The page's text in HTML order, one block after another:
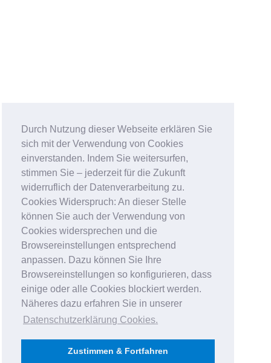
Durch Nutzung dieser Webseite erklären Sie
sich mit der Verwendung von Cookies
einverstanden. Indem Sie weitersurfen,
stimmen Sie – jederzeit für die Zukunft
widerruflich der Datenverarbeitung zu.
Cookies Widerspruch: An dieser Stelle
können Sie auch der Verwendung von
Cookies widersprechen und die
Browsereinstellungen entsprechend
anpassen. Dazu können Sie Ihre
Browsereinstellungen so konfigurieren, dass
einige oder alle Cookies blockiert werden.
Näheres dazu erfahren Sie in unserer
Datenschutzerklärung Cookies.
Zustimmen & Fortfahren